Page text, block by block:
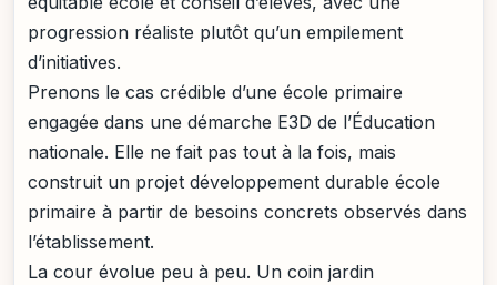
progression réaliste plutôt qu’un empilement
d’initiatives.
Prenons le cas crédible d’une école primaire
engagée dans une démarche E3D de l’Éducation
nationale. Elle ne fait pas tout à la fois, mais
construit un projet développement durable école
primaire à partir de besoins concrets observés dans
l’établissement.
La cour évolue peu à peu. Un coin jardin